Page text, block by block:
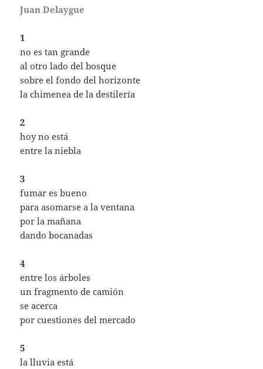
Juan Delaygue
1
no es tan grande
al otro lado del bosque
sobre el fondo del horizonte
la chimenea de la destilería
2
hoy no está
entre la niebla
3
fumar es bueno
para asomarse a la ventana
por la mañana
dando bocanadas
4
entre los árboles
un fragmento de camión
se acerca
por cuestiones del mercado
5
la lluvia está